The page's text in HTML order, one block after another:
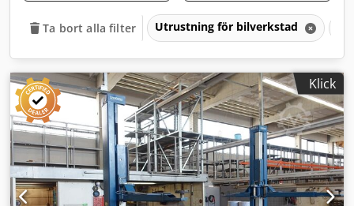
Ta bort alla filter Utrustning för bilverkstad
Klick